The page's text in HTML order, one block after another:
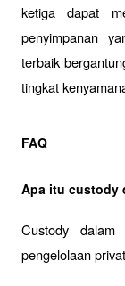
ketiga dapat
penyimpanan
terbaik
tingkat
FAQ
Apa itu custody
Custody
pengelolaan